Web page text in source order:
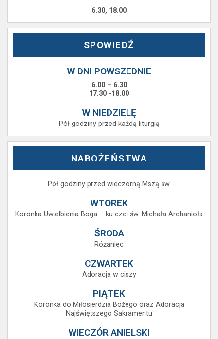
6.30, 18.00
SPOWIEDŹ
W DNI POWSZEDNIE
6.00 – 6.30
17.30 -18.00
W NIEDZIELĘ
Pół godziny przed każdą liturgią
NABOŻEŃSTWA
Pół godziny przed wieczorną Mszą św.
WTOREK
Koronka Uwielbienia Boga – ku czci św. Michała Archanioła
ŚRODA
Różaniec
CZWARTEK
Adoracja w ciszy
PIĄTEK
Koronka do Miłosierdzia Bożego oraz Adoracja
Najświętszego Sakramentu
WIECZÓR ANIELSKI